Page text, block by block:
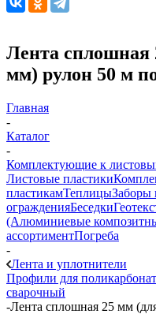
Лента
мм) рулон 50 м
Главная
-
Каталог
-
Комплектующие к
Листовые пластики
пластикамТеплицыЗаборы
огражденияБеседки
(Алюминиевые
ассортиментПогреба
-
Лента и уплотнители
Профили для
сварочный
-Лента сплошная 25 мм